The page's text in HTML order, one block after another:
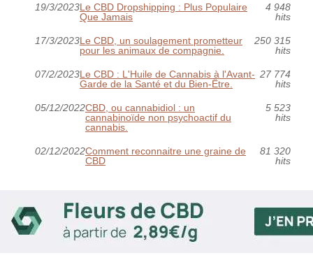
19/3/2023Le CBD Dropshipping : Plus Populaire
Que Jamais
4 948
hits
17/3/2023Le CBD, un soulagement prometteur
pour les animaux de compagnie.
250 315
hits
07/2/2023Le CBD : L'Huile de Cannabis à l'Avant-
Garde de la Santé et du Bien-Être.
27 774
hits
05/12/2022CBD, ou cannabidiol : un
cannabinoïde non psychoactif du
cannabis.
5 523
hits
02/12/2022Comment reconnaitre une graine de
CBD
81 320
hits